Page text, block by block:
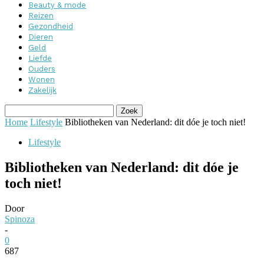
Beauty & mode
Reizen
Gezondheid
Dieren
Geld
Liefde
Ouders
Wonen
Zakelijk
Home Lifestyle Bibliotheken van Nederland: dit dóe je toch niet!
Lifestyle
Bibliotheken van Nederland: dit dóe je
toch niet!
Door
Spinoza
-
0
687